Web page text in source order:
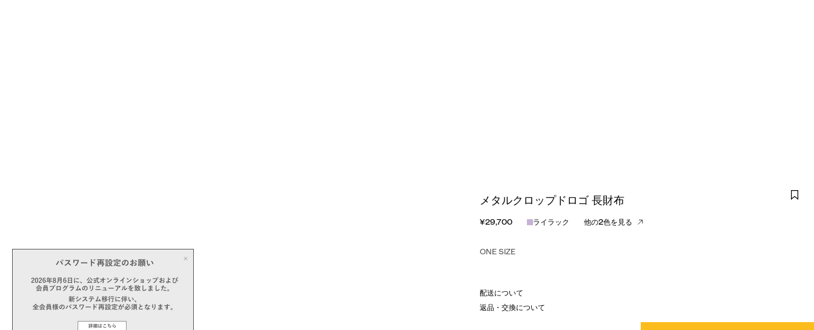
メタルクロップドロゴ 長財布
¥29,700 ライラック 他の2色を見る
ONE SIZE
配送について
返品・交換について